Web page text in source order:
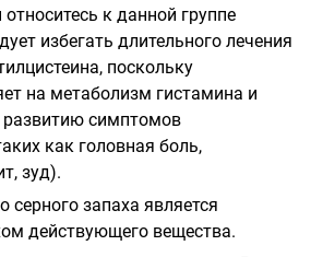
к данной группе
избегать длительного лечения
поскольку
на метаболизм гистамина и
симптомов
как головная боль,
зуд).
серного запаха является
действующего вещества.